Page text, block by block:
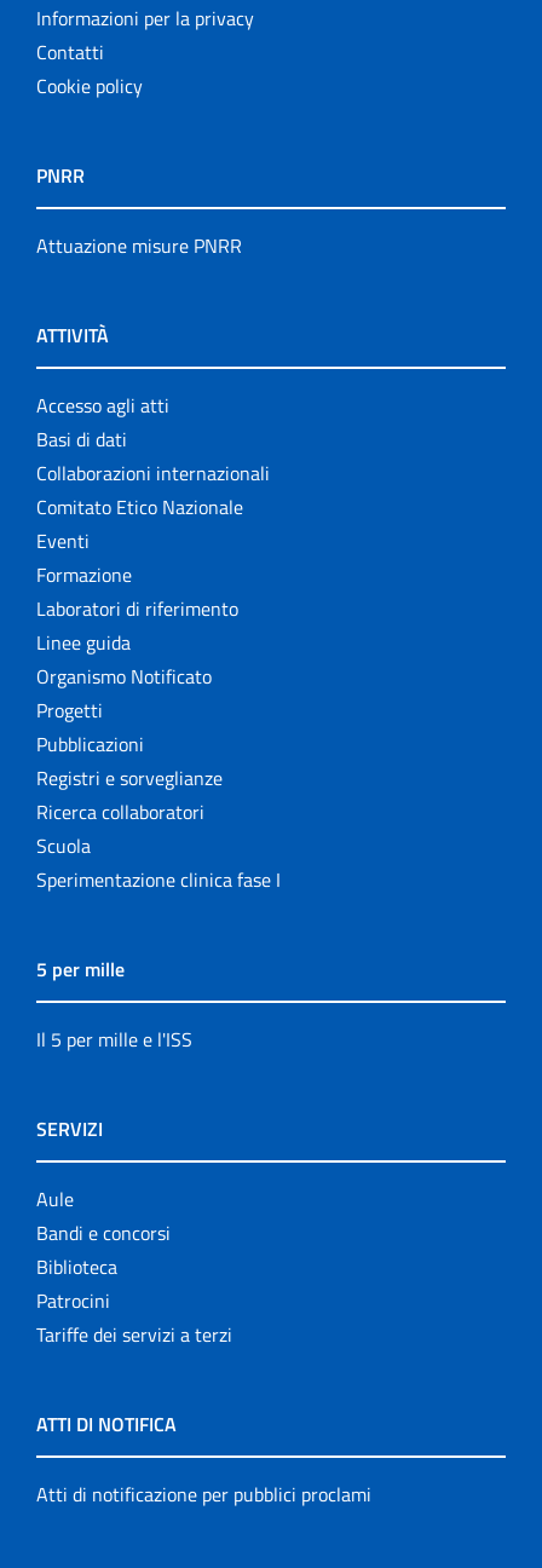
Informazioni per la privacy
Contatti
Cookie policy
PNRR
Attuazione misure PNRR
ATTIVITÀ
Accesso agli atti
Basi di dati
Collaborazioni internazionali
Comitato Etico Nazionale
Eventi
Formazione
Laboratori di riferimento
Linee guida
Organismo Notificato
Progetti
Pubblicazioni
Registri e sorveglianze
Ricerca collaboratori
Scuola
Sperimentazione clinica fase I
5 per mille
Il 5 per mille e l'ISS
SERVIZI
Aule
Bandi e concorsi
Biblioteca
Patrocini
Tariffe dei servizi a terzi
ATTI DI NOTIFICA
Atti di notificazione per pubblici proclami